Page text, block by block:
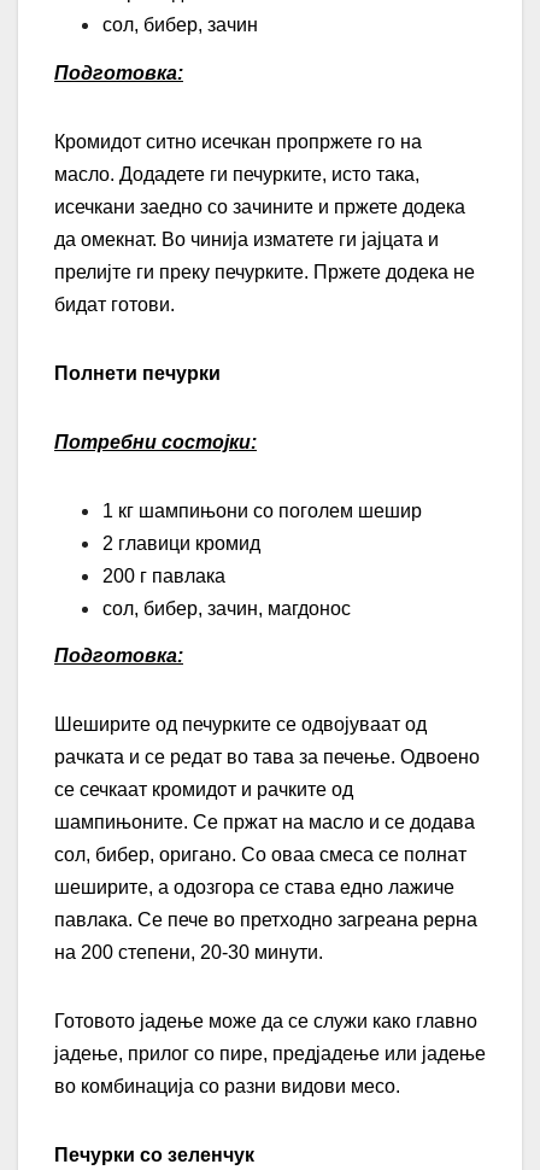
сол, бибер, зачин
Подготовка:
Кромидот ситно исечкан пропржете го на
масло. Додадете ги печурките, исто така,
исечкани заедно со зачините и пржете додека
да омекнат. Во чинија изматете ги јајцата и
прелијте ги преку печурките. Пржете додека не
бидат готови.
Полнети печурки
Потребни состојки:
1 кг шампињони со поголем шешир
2 главици кромид
200 г павлака
сол, бибер, зачин, магдонос
Подготовка:
Шеширите од печурките се одвојуваат од
рачката и се редат во тава за печење. Одвоено
се сечкаат кромидот и рачките од
шампињоните. Се пржат на масло и се додава
сол, бибер, оригано. Со оваа смеса се полнат
шеширите, а одозгора се става едно лажиче
павлака. Се пече во претходно загреана рерна
на 200 степени, 20-30 минути.
Готовото јадење може да се служи како главно
јадење, прилог со пире, предјадење или јадење
во комбинација со разни видови месо.
Печурки со зеленчук